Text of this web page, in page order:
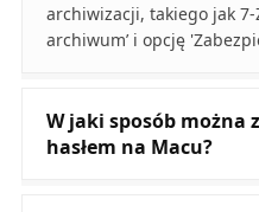
archiwizacji, takiego jak
archiwum’ i opcję
W jaki sposób można
hasłem na Macu?